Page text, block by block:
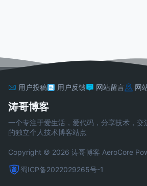
用户投稿 用户反馈 网站留言 网
涛哥博客
一个专注于爱生活，爱代码，分享技术，交
的独立个人技术博客站点
Copyright © 2026 涛哥博客 AeroCore
蜀ICP备2022029265号-1